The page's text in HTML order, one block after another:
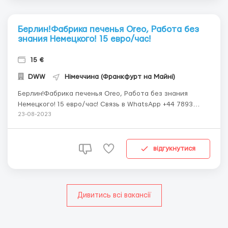
Берлин!Фабрика печенья Oreo, Работа без
знания Немецкого! 15 евро/час!
15 €
DWW Німеччина (Франкфурт на Майні)
Берлин!Фабрика печенья Oreo, Работа без знания
Немецкого! 15 евро/час! Связь в WhatsApp +44 7893
938865 Фабрика печенья Oreo ⠀ Работа в городах:
• Стикерование. ⠀ Работа...
23-08-2023
відгукнутися
Дивитись всі вакансії